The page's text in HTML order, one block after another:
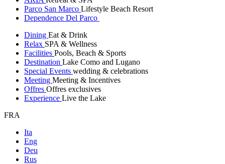
Parco San Marco Lifestyle Beach Resort
Dependence Del Parco
Dining Eat & Drink
Relax SPA & Wellness
Facilities Pools, Beach & Sports
Destination Lake Como and Lugano
Special Events wedding & celebrations
Meeting Meeting & Incentives
Offres Offres exclusives
Experience Live the Lake
FRA
Ita
Eng
Deu
Rus